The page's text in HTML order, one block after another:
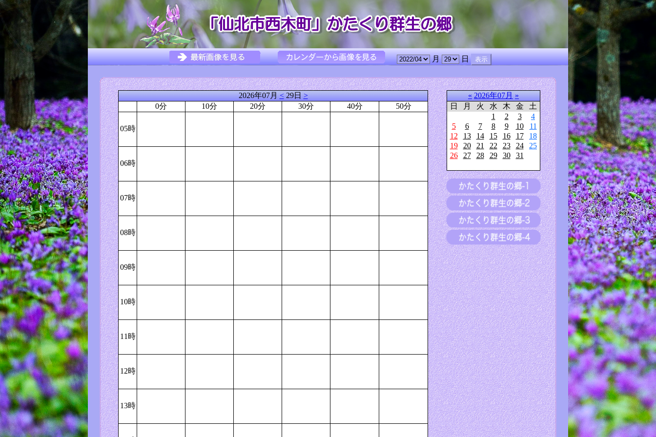
月 日
2026年07月<29日>
0分
10分 20分 30分 40分 50分
05時
06時
07時
08時
09時
10時
11時
12時
13時
« 2026年07月 »
日
月 火 水 木 金
土
1
2 3
4
5
6 7 8 9 10
11
12
13 14 15 16 17
18
19
20 21 22 23 24
25
26
27 28 29 30 31